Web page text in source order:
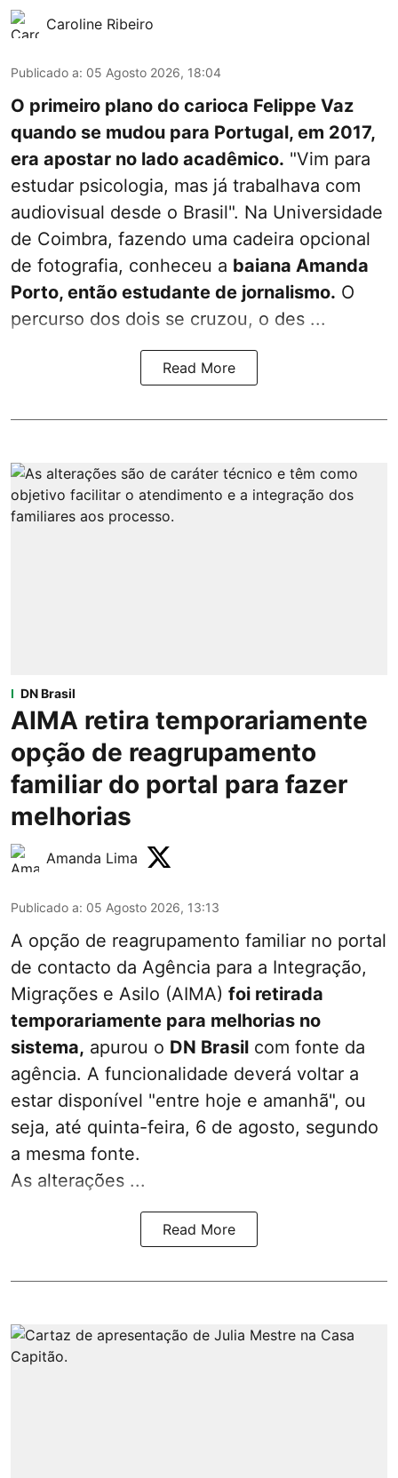
Caroline Ribeiro
Publicado a: 05 Agosto 2026, 18:04
O primeiro plano do carioca Felippe Vaz
quando se mudou para Portugal, em 2017,
era apostar no lado acadêmico. "Vim para
estudar psicologia, mas já trabalhava com
audiovisual desde o Brasil". Na Universidade
de Coimbra, fazendo uma cadeira opcional
de fotografia, conheceu a baiana Amanda
Porto, então estudante de jornalismo. O
percurso dos dois se cruzou, o des ...
Read More
DN Brasil
AIMA retira temporariamente
opção de reagrupamento
familiar do portal para fazer
melhorias
Amanda Lima
Publicado a: 05 Agosto 2026, 13:13
A opção de reagrupamento familiar no portal
de contacto da Agência para a Integração,
Migrações e Asilo (AIMA) foi retirada
temporariamente para melhorias no
sistema, apurou o DN Brasil com fonte da
agência. A funcionalidade deverá voltar a
estar disponível "entre hoje e amanhã", ou
seja, até quinta-feira, 6 de agosto, segundo
a mesma fonte.
As alterações ...
Read More